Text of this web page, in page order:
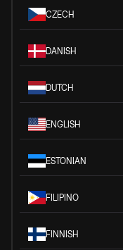
CZECH
DANISH
DUTCH
ENGLISH
ESTONIAN
FILIPINO
FINNISH